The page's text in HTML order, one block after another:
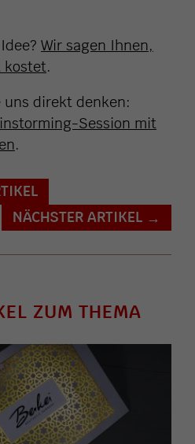
Wir sagen Ihnen,
kostet.
uns direkt denken:
Session mit
.
NÄCHSTER ARTIKEL →
ZUM THEMA